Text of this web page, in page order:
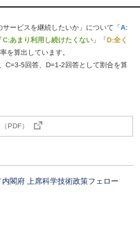
ービスを継続したいか」について「A:
C:あまり利用し続けたくない 」「D:全く
を算出しています。
5回答、D=1-2回答として割合を算
PDF）
閣府 上席科学技術政策フェロー